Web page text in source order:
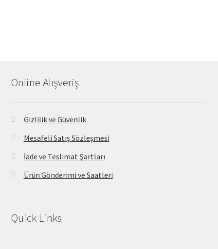
Online Alışveriş
Gizlilik ve Güvenlik
Mesafeli Satış Sözleşmesi
İade ve Teslimat Şartları
Ürün Gönderimi ve Saatleri
Quick Links